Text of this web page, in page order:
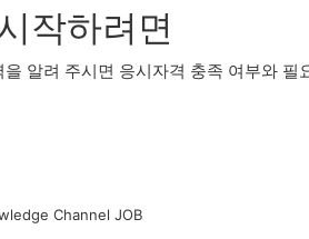
작하려면
알려 주시면 응시자격 충족 여부와
Channel JOB